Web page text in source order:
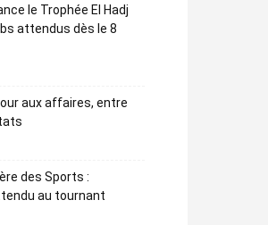
le Trophée El Hadj
attendus dès le 8
aux affaires, entre
des Sports :
au tournant